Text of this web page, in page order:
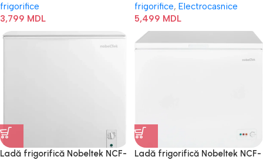
frigorifice
3,799 MDL
frigorifice, Electrocasnice
5,499 MDL
Ladă frigorifică Nobeltek NCF-
Ladă frigorifică Nobeltek NCF-